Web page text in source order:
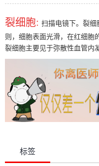
裂细胞: 扫描电镜下。裂细
则，细胞表面光滑，在红细胞
裂细胞主要见于弥散性血管内
标签